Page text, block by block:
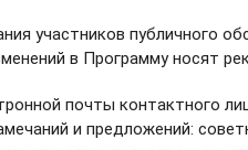
участников публичного
в Программу носят
почты контактного
и предложений: